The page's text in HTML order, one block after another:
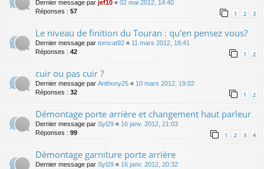
Dernier message par jef10 « 02 mai 2012, 14:40
Réponses : 57 1 2 3
Le niveau de finition du Touran : qu'en pensez vous?
Dernier message par tomcat92 « 11 mars 2012, 18:41
Réponses : 42 1 2
cuir ou pas cuir ?
Dernier message par Anthony25 « 10 mars 2012, 19:02
Réponses : 32 1 2
Démontage porte arrière et changement haut parleur
Dernier message par Syl29 « 16 janv. 2012, 21:03
Réponses : 99 1 2 3 4
Démontage garniture porte arrière
Dernier message par Syl29 « 16 janv. 2012, 20:32